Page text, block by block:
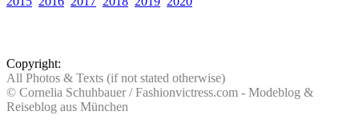
Copyright:
All Photos & Texts (if not stated otherwise)
© Cornelia Schuhbauer / Fashionvictress.com - Modeblog &
Reiseblog aus München